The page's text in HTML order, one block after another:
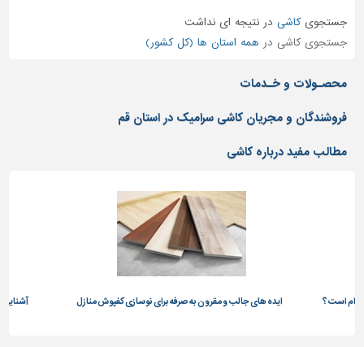
ساختمانی
نرده
و
حفاظ
کفپوش
جستجویکاشی درنتیجه ای نداشت
جستجوی کاشی در همه استان ها (کل کشور)
محصـولات و خـدمات
فروشندگان و مجریان کاشی سرامیک در استان قم
مطالب مفید درباره کاشی
ایده های جالب و مقرون به صرفه برای نوسازی کفپوش منازل آشنایی با